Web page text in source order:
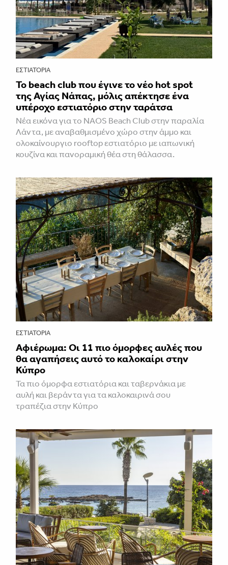
ΕΣΤΙΑΤΌΡΙΑ
Το beach club που έγινε το νέο hot spot
της Αγίας Νάπας, μόλις απέκτησε ένα
υπέροχο εστιατόριο στην ταράτσα
Νέα εικόνα για το NAOS Beach Club στην παραλία
Λάντα, με αναβαθμισμένο χώρο στην άμμο και
ολοκαίνουργιο rooftop εστιατόριο με ιαπωνική
κουζίνα και πανοραμική θέα στη θάλασσα.
ΕΣΤΙΑΤΌΡΙΑ
Αφιέρωμα: Οι 11 πιο όμορφες αυλές που
θα αγαπήσεις αυτό το καλοκαίρι στην
Κύπρο
Τα πιο όμορφα εστιατόρια και ταβερνάκια με
αυλή και βεράντα για τα καλοκαιρινά σου
τραπέζια στην Κύπρο